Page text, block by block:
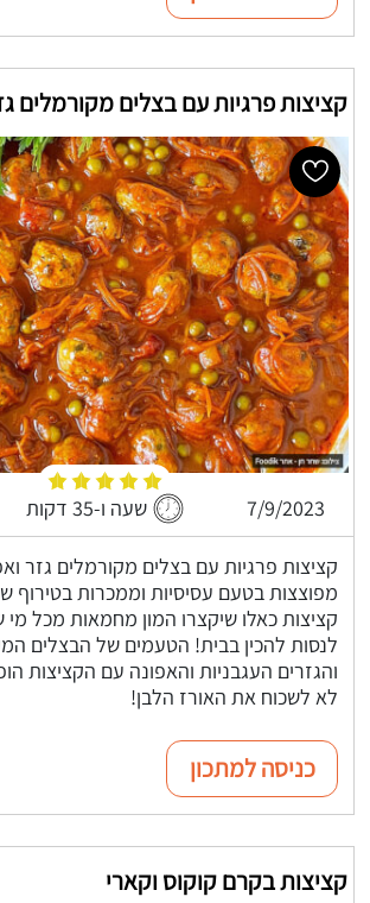
קציצות פרגיות עם בצלים מקורמלים
7/9/2023 שעה ו-35 דקות
קציצות פרגיות עם בצלים מקורמלים גזר
מפוצצות בטעם עסיסיות וממכרות בטירוף
קציצות כאלו שיקצרו המון מחמאות מכל מי
לנסות להכין בבית! הטעמים של הבצלים
והגזרים העגבניות והאפונה עם הקציצות
לא לשכוח את האורז הלבן!
כניסה למתכון
קציצות בקרם קוקוס וקארי